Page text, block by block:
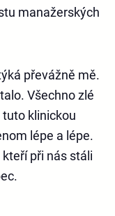
manažerských
převážně mě.
Všechno zlé
tuto klinickou
lépe a lépe.
při nás stáli